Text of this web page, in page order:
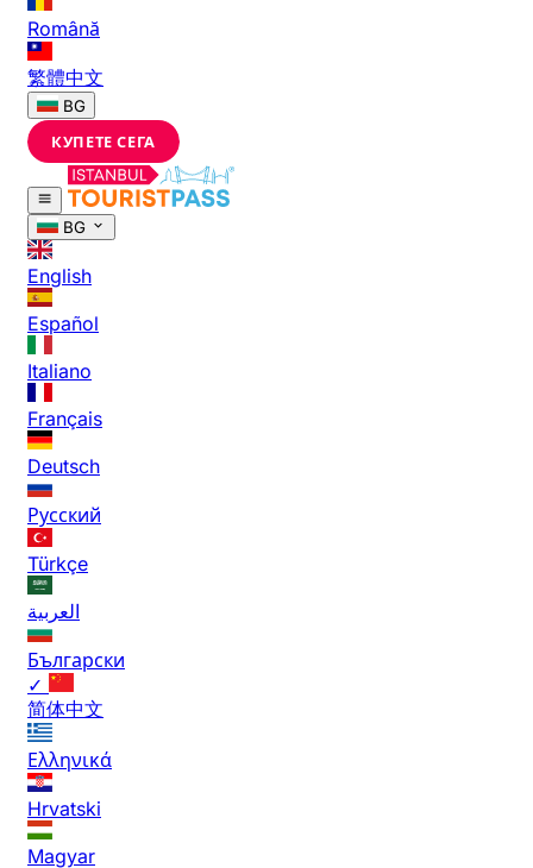
Română
繁體中文
BG
КУПЕТЕ СЕГА
BG
English
Español
Italiano
Français
Deutsch
Русский
Türkçe
العربية
Български
✓
简体中文
Ελληνικά
Hrvatski
Magyar